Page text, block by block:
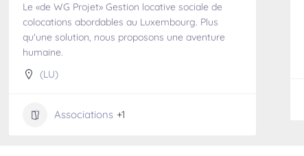
Le «de WG Projet» Gestion locative sociale de
colocations abordables au Luxembourg. Plus
qu'une solution, nous proposons une aventure
humaine.
(LU)
Associations +1